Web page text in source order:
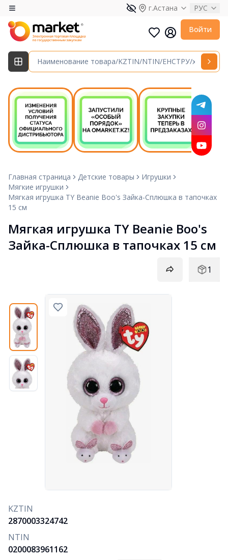
г.Астана РУС
Войти
Главная страница Детские товары
Игрушки
Мягкие игрушки
Мягкая игрушка TY Beanie Boo's Зайка-Сплюшка в тапочках
15 см
Мягкая игрушка TY Beanie Boo's
Зайка-Сплюшка в тапочках 15 см
1
KZTIN
2870003324742
NTIN
0200083961162